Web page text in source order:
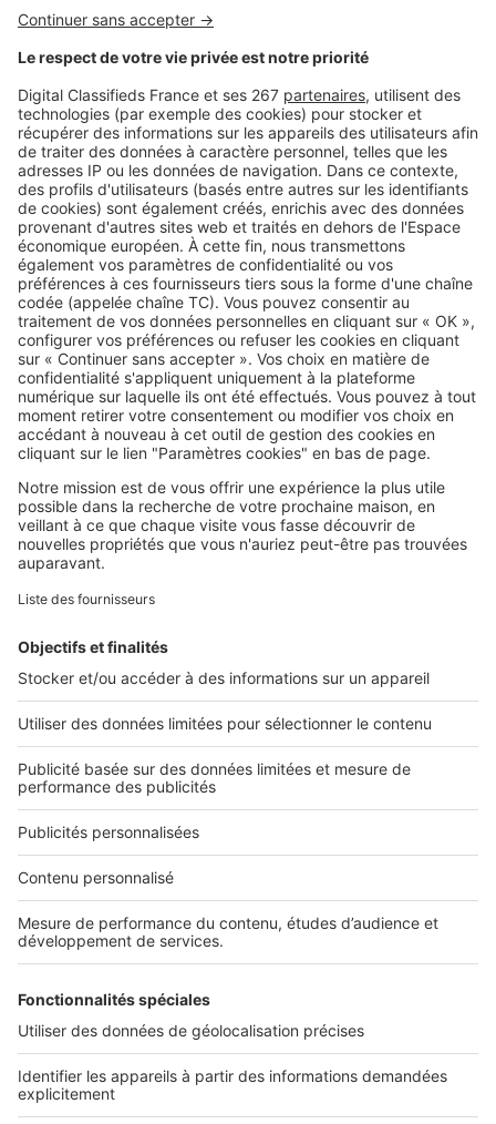
Image
Travaux
par quoi commencer ?
Image
Travaux
Transformer sa grange ou un
bâtiment agricole en gîte :
comment faire ?
SeLoger c'est aussi
Retrouvez-nous sur ...
L'ENTREPRISE
Qui sommes-nous ?
Nous contacter
Nous recrutons
NOS APPLICATIONS
Découvrez nos applications
Tous nos services pro
Accès client
Mes annonces sur SeLoger
À DÉCOUVRIR